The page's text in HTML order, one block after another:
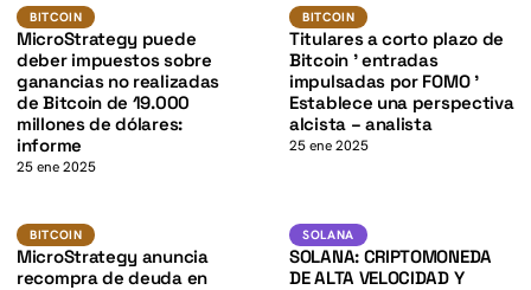
BITCOIN
BITCOIN
MicroStrategy puede
deber impuestos sobre
ganancias no realizadas
de Bitcoin de 19.000
millones de dólares:
informe
25 ene 2025
BITCOIN
BITCOIN
Titulares a corto plazo de
Bitcoin ' entradas
impulsadas por FOMO '
Establece una perspectiva
alcista – analista
25 ene 2025
BITCOIN K
BITCOIN
MicroStrategy anuncia
recompra de deuda en
SOLANA SOL
SOLANA
SOLANA: CRIPTOMONEDA
DE ALTA VELOCIDAD Y